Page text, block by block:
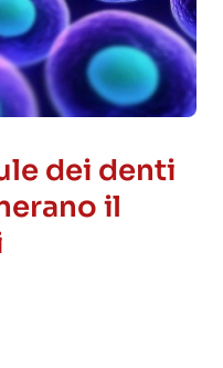
dei denti
il